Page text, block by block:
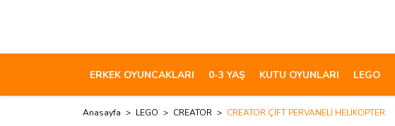
ERKEK OYUNCAKLARI 0-3 YAŞ KUTU OYUNLARI LEGO
Anasayfa LEGO CREATOR CREATOR ÇİFT PERVANELİ HELİKOPTER